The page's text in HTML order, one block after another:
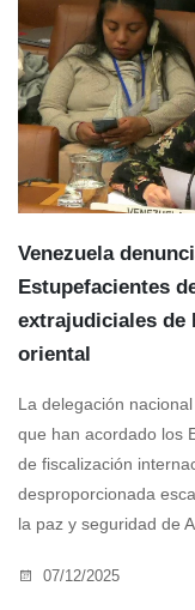
Venezuela
Estupefacientes
extrajudiciales de
oriental
La delegación
que han acordado los
de fiscalización
desproporcionada
la paz y seguridad de
07/12/2025